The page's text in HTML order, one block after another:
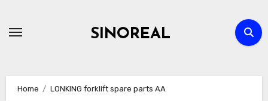
SINOREAL
Home LONKING forklift spare parts AA